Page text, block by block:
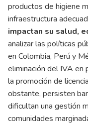
productos de higiene
infraestructura
impactan su salud,
analizar las políticas
en Colombia, Perú y
eliminación del IVA
la promoción de
obstante, persisten
dificultan una gestión
comunidades